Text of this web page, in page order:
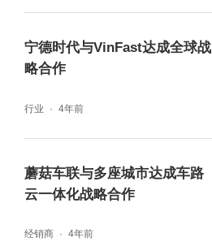
宁德时代与VinFast达成全球战
略合作
行业 4年前
蘑菇车联与多座城市达成车路
云一体化战略合作
经销商 4年前